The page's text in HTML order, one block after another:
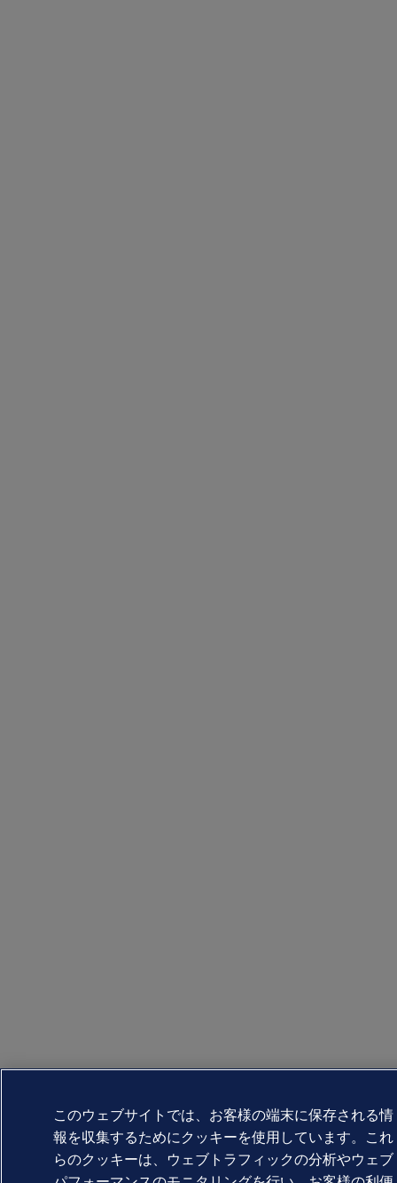
このウェブサイトでは、お客様の端末に保存される情
報を収集するためにクッキーを使用しています。これ
らのクッキーは、ウェブトラフィックの分析やウェブ